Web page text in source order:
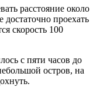
расстояние около
достаточно проехать
скорость 100
с пяти часов до
остров, на